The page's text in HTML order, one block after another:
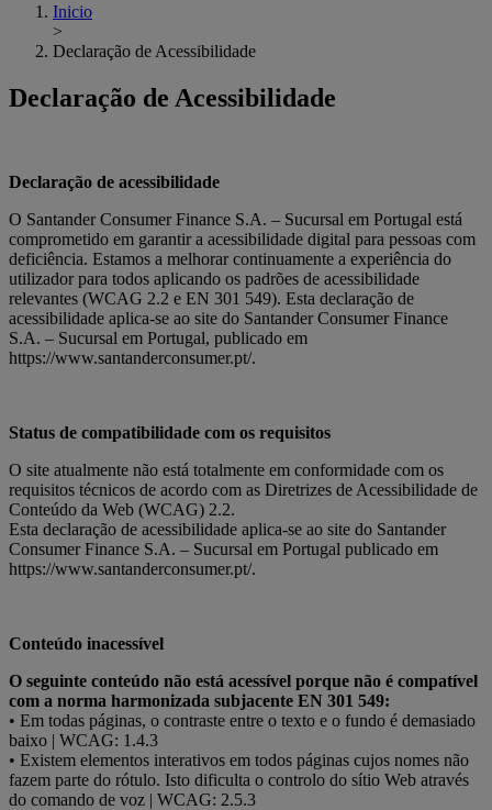
Inicio
>
Declaração de Acessibilidade
Declaração de Acessibilidade
Declaração de acessibilidade
O Santander Consumer Finance S.A. – Sucursal em Portugal está
comprometido em garantir a acessibilidade digital para pessoas com
deficiência. Estamos a melhorar continuamente a experiência do
utilizador para todos aplicando os padrões de acessibilidade
relevantes (WCAG 2.2 e EN 301 549). Esta declaração de
acessibilidade aplica-se ao site do Santander Consumer Finance
S.A. – Sucursal em Portugal, publicado em
https://www.santanderconsumer.pt/.
Status de compatibilidade com os requisitos
O site atualmente não está totalmente em conformidade com os
requisitos técnicos de acordo com as Diretrizes de Acessibilidade de
Conteúdo da Web (WCAG) 2.2.
Esta declaração de acessibilidade aplica-se ao site do Santander
Consumer Finance S.A. – Sucursal em Portugal publicado em
https://www.santanderconsumer.pt/.
Conteúdo inacessível
O seguinte conteúdo não está acessível porque não é compatível
com a norma harmonizada subjacente EN 301 549:
• Em todas páginas, o contraste entre o texto e o fundo é demasiado
baixo | WCAG: 1.4.3
• Existem elementos interativos em todos páginas cujos nomes não
fazem parte do rótulo. Isto dificulta o controlo do sítio Web através
do comando de voz | WCAG: 2.5.3